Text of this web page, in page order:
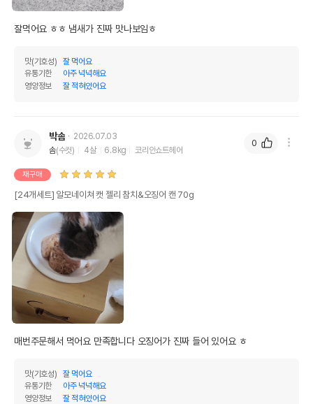
잘먹어요 ㅎㅎ 냄새가 진짜 맛나보임ㅎ
맛(기호성)
잘 먹어요
유통기한
아주 넉넉해요
영양정보
잘 적혀있어요
박솜
2026.07.03
솜(수컷) 4살 6.8kg 코리안쇼트헤어
재구매
[24개세트] 알모네이쳐 캣 젤리 참치&오징어 캔 70g
매번주문해서 먹어요 만족합니다 오징어가 진짜 들어 있어요 ㅎ
맛(기호성)
잘 먹어요
유통기한
아주 넉넉해요
영양정보
잘 적혀있어요
0